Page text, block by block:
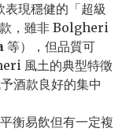
表現穩健的「超級
，雖非 Bolgheri
等），但品質可
風土的典型特徵
酒款良好的集中
衡易飲但有一定複